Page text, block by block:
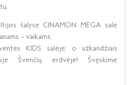
šalyse CINAMON MEGA salė
– vaikams.
KIDS salėje, o užkandžiais
Švenčių erdvėje! Švęskime